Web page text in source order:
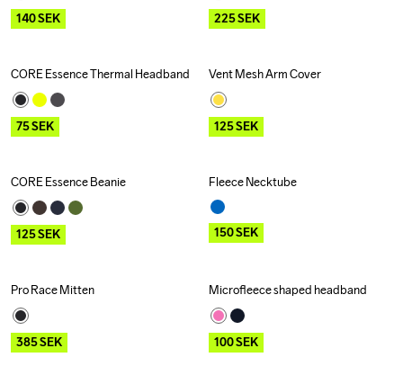
140SEK 225SEK
Outlet
CORE Essence Thermal Headband
75SEK
Outlet
Vent Mesh Arm Cover
125SEK
Outlet
CORE Essence Beanie
125SEK
Outlet
Fleece Necktube
150SEK
Outlet
Pro Race Mitten
385SEK
Outlet
Microfleece shaped headband
100SEK